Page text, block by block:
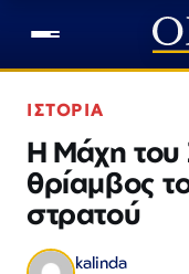
ΙΣΤΟΡΙΑ
Η Μάχη του
θρίαμβος
στρατού
kalinda